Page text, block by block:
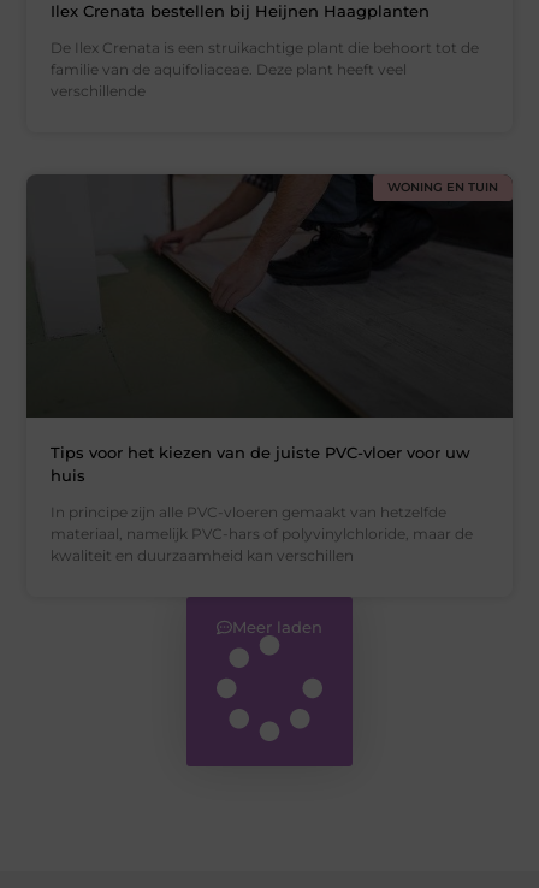
Ilex Crenata bestellen bij Heijnen Haagplanten
De Ilex Crenata is een struikachtige plant die behoort tot de
familie van de aquifoliaceae. Deze plant heeft veel
verschillende
WONING EN TUIN
Tips voor het kiezen van de juiste PVC-vloer voor uw
huis
In principe zijn alle PVC-vloeren gemaakt van hetzelfde
materiaal, namelijk PVC-hars of polyvinylchloride, maar de
kwaliteit en duurzaamheid kan verschillen
Meer laden